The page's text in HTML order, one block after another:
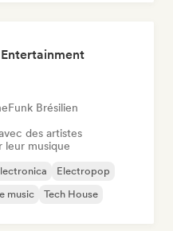
Funk Brésilien
des artistes
leur musique
Electropop
music Tech House